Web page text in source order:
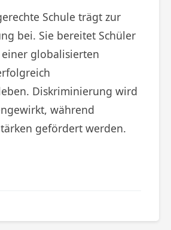
Schule trägt zur
bei. Sie bereitet Schüler
globalisierten
Diskriminierung wird
während
gefördert werden.